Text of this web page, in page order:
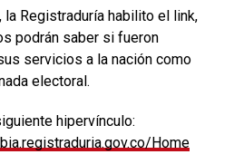
la Registraduría habilito el link,
podrán saber si fueron
servicios a la nación como
electoral.
hipervínculo:
Home